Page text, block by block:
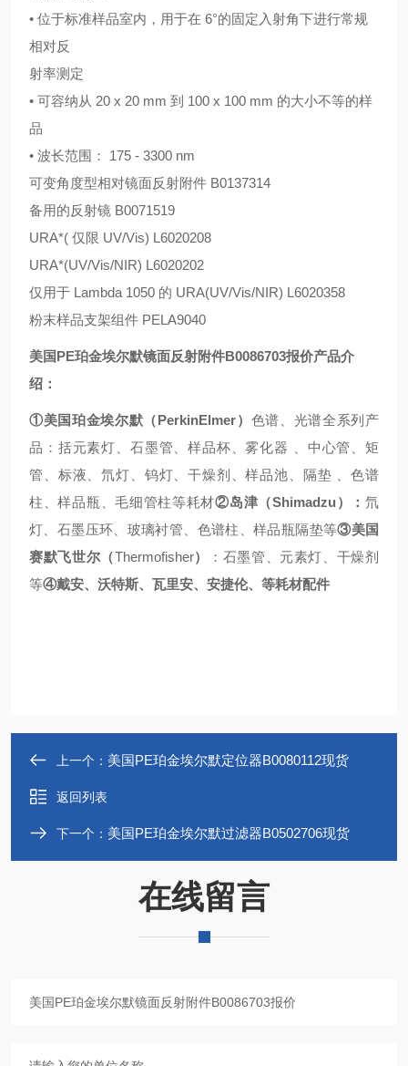
• 位于标准样品室内，用于在 6°的固定入射角下进行常规
相对反
射率测定
• 可容纳从 20 x 20 mm 到 100 x 100 mm 的大小不等的样
品
• 波长范围：
175 - 3300 nm
可变角度型相对镜面反射附件 B0137314
备用的反射镜 B0071519
URA*( 仅限 UV/Vis) L6020208
URA*(UV/Vis/NIR) L6020202
仅用于 Lambda 1050 的 URA(UV/Vis/NIR) L6020358
粉末样品支架组件 PELA9040
美国PE珀金埃尔默镜面反射附件B0086703报价产品介
绍：
①美国珀金埃尔默（PerkinElmer） 色谱、光谱全系列产
品：括元素灯、石墨管、样品杯、雾化器
、中心管、矩
管、标液、氘灯、钨灯、干燥剂、样品池、隔垫
、色谱
柱、样品瓶、毛细管柱等耗材②岛津（Shimadzu ）：氘
灯、石墨压环、玻璃衬管、色谱柱、样品瓶隔垫等③美国
赛默飞世尔（Thermofisher）
：石墨管、元素灯、干燥剂
等④戴安、沃特斯、瓦里安、安捷伦、等耗材配件
上一个： 美国PE珀金埃尔默定位器B0080112现货
返回列表
下一个： 美国PE珀金埃尔默过滤器B0502706现货
在线留言